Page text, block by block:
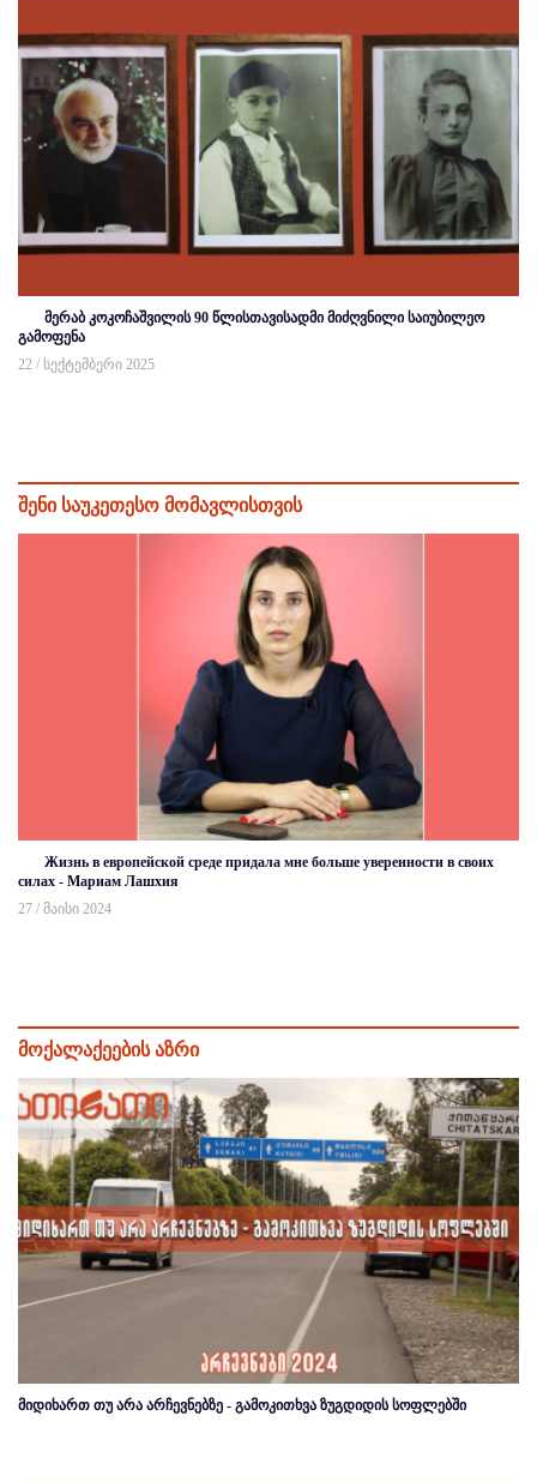
მერაბ კოკოჩაშვილის 90 წლისთავისადმი მიძღვნილი საიუბილეო
გამოფენა
22 / სექტემბერი 2025
შენი საუკეთესო მომავლისთვის
Жизнь в европейской среде придала мне больше уверенности в своих
силах - Мариам Лашхия
27 / მაისი 2024
მოქალაქეების აზრი
მიდიხართ თუ არა არჩევნებზე - გამოკითხვა ზუგდიდის სოფლებში